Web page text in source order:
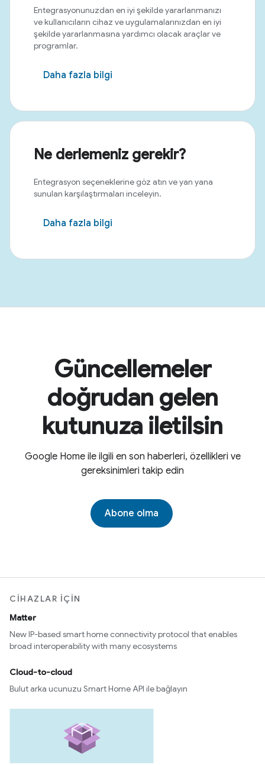
Entegrasyonunuzdan en iyi şekilde yararlanmanızı
ve kullanıcıların cihaz ve uygulamalarınızdan en iyi
şekilde yararlanmasına yardımcı olacak araçlar ve
programlar.
Daha fazla bilgi
Ne derlemeniz gerekir?
Entegrasyon seçeneklerine göz atın ve yan yana
sunulan karşılaştırmaları inceleyin.
Daha fazla bilgi
Güncellemeler
doğrudan gelen
kutunuza iletilsin
Google Home ile ilgili en son haberleri, özellikleri ve
gereksinimleri takip edin
Abone olma
CIHAZLAR IÇIN
Matter
New IP-based smart home connectivity protocol that enables
broad interoperability with many ecosystems
Cloud-to-cloud
Bulut arka ucunuzu Smart Home API ile bağlayın